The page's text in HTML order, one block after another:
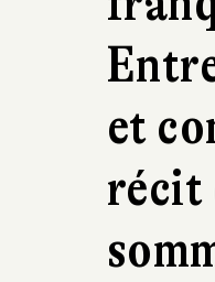
et
récit